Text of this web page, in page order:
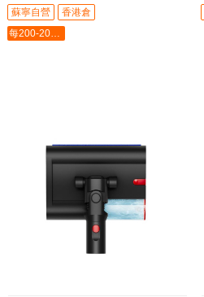
蘇寧自營
香港倉
每200-20最多-2000